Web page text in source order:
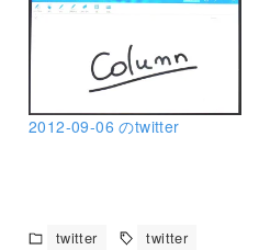
2012-09-06 のtwitter
twitter twitter